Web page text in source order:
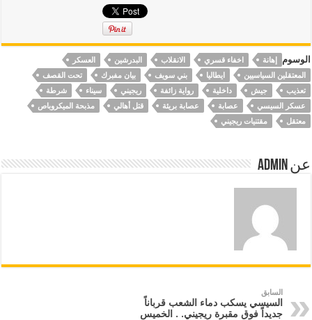
الوسوم إهانة اخفاء قسري الانقلاب البدرشين
العسكر
المعتقلين السياسيين
ايطاليا بني سويف بيان مفبرك
تحت القصف
تعذيب
جيش داخلية رواية زائفة ريجيني سيناء
شرطة
عسكر السيسي
عصابة عصابة بريئة قتل أهالي
مذبحة الميكروباص
معتقل
مقتنيات ريجيني
عن Admin
السابق
السيسي يسكب دماء الشعب قرباناً
جديداً فوق مقبرة ريجيني. . الخميس